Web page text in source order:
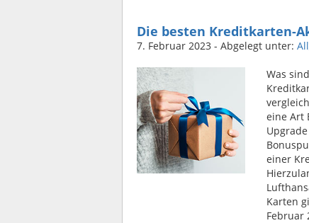
Die besten Kreditkarten-
7. Februar 2023 - Abgelegt unter:
Was
eine Art
einer
Karten
Februar